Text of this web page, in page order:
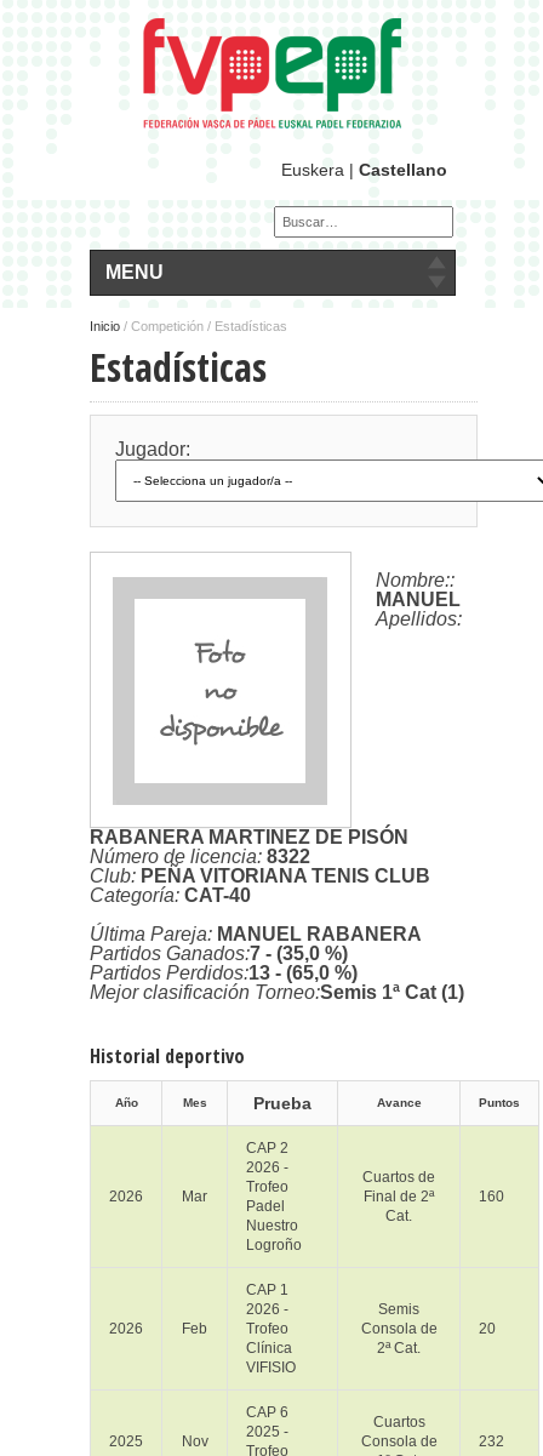
Euskera | Castellano
MENU
Inicio / Competición / Estadísticas
Estadísticas
Jugador:
Nombre::
MANUEL
Apellidos:
RABANERA MARTINEZ DE PISÓN
Número de licencia: 8322
Club: PEÑA VITORIANA TENIS CLUB
Categoría: CAT-40
Última Pareja: MANUEL RABANERA
Partidos Ganados:7 - (35,0 %)
Partidos Perdidos:13 - (65,0 %)
Mejor clasificación Torneo:Semis 1ª Cat (1)
Historial deportivo
Año Mes Prueba Avance Puntos
2026 Mar
CAP 2
2026 -
Trofeo
Padel
Nuestro
Logroño
Cuartos de
Final de 2ª
Cat.
160
2026 Feb
CAP 1
2026 -
Trofeo
Clínica
VIFISIO
Semis
Consola de
2ª Cat.
20
2025 Nov
CAP 6
2025 -
Trofeo
Cuartos
Consola de
232